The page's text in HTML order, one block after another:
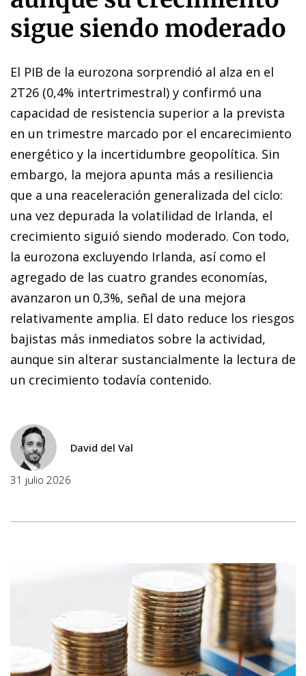
sigue siendo moderado
El PIB de la eurozona sorprendió al alza en el
2T26 (0,4% intertrimestral) y confirmó una
capacidad de resistencia superior a la prevista
en un trimestre marcado por el encarecimiento
energético y la incertidumbre geopolítica. Sin
embargo, la mejora apunta más a resiliencia
que a una reaceleración generalizada del ciclo:
una vez depurada la volatilidad de Irlanda, el
crecimiento siguió siendo moderado. Con todo,
la eurozona excluyendo Irlanda, así como el
agregado de las cuatro grandes economías,
avanzaron un 0,3%, señal de una mejora
relativamente amplia. El dato reduce los riesgos
bajistas más inmediatos sobre la actividad,
aunque sin alterar sustancialmente la lectura de
un crecimiento todavía contenido.
David del Val
31 julio 2026